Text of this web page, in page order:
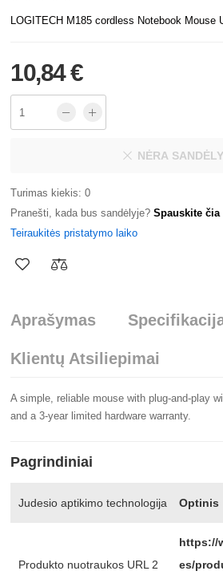
LOGITECH M185 cordless Notebook Mouse
10,84 €
NĖRA
Turimas kiekis: 0
Pranešti, kada bus sandėlyje? Spauskite čia
Teiraukitės pristatymo laiko
Aprašymas
Klientų Atsiliepimai
A simple, reliable mouse with plug-and-play
and a 3-year limited hardware warranty.
Pagrindiniai
Judesio aptikimo technologija Optinis
Produkto nuotraukos URL 2
https://
es/